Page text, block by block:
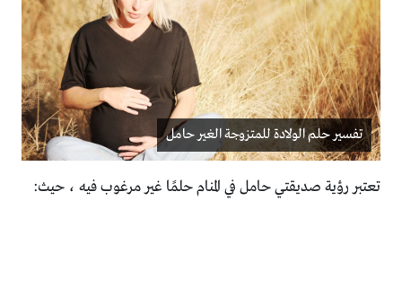
تفسير حلم الولادة للمتزوجة الغير حامل
تعتبر رؤية صديقتي حامل في المنام حلمًا غير مرغوب فيه ، حيث: